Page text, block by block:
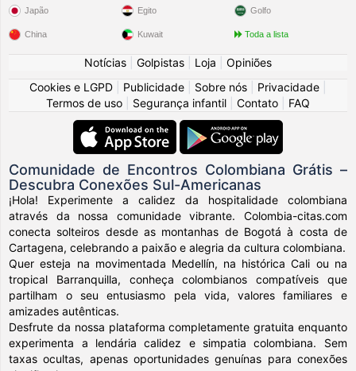
Japão
China
Egito
Kuwait
Golfo
Toda a lista
Notícias Golpistas Loja
Opiniões
Cookies e LGPD
Publicidade Sobre nós Privacidade
Termos de uso
Segurança infantil Contato FAQ
Comunidade de Encontros Colombiana Grátis –
Descubra Conexões Sul-Americanas
¡Hola! Experimente a calidez da hospitalidade colombiana
através da nossa comunidade vibrante. Colombia-citas.com
conecta solteiros desde as montanhas de Bogotá à costa de
Cartagena, celebrando a paixão e alegria da cultura colombiana.
Quer esteja na movimentada Medellín, na histórica Cali ou na
tropical Barranquilla, conheça colombianos compatíveis que
partilham o seu entusiasmo pela vida, valores familiares e
amizades autênticas.
Desfrute da nossa plataforma completamente gratuita enquanto
experimenta a lendária calidez e simpatia colombiana. Sem
taxas ocultas, apenas oportunidades genuínas para conexões